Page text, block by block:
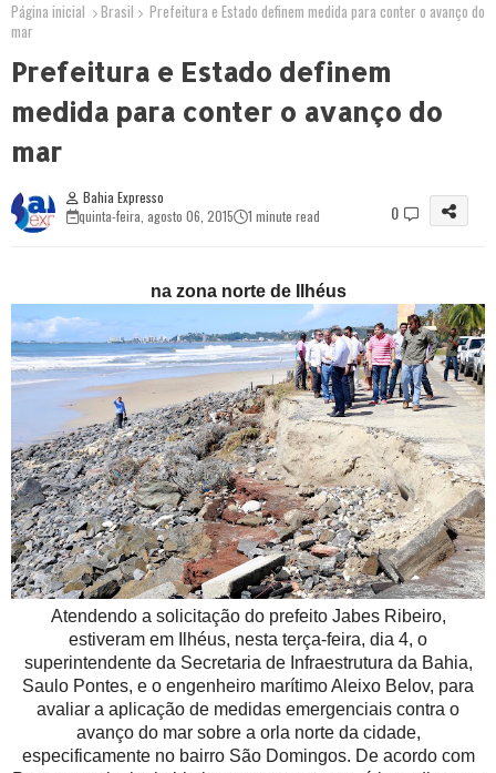
Página inicial Brasil
Prefeitura e Estado definem medida para conter o avanço do
mar
Prefeitura e Estado definem
medida para conter o avanço do
mar
Bahia Expresso
quinta-feira, agosto 06, 2015
1 minute read 0
na zona norte de Ilhéus
Atendendo a solicitação do prefeito Jabes Ribeiro,
estiveram em Ilhéus, nesta terça-feira, dia 4, o
superintendente da Secretaria de Infraestrutura da Bahia,
Saulo Pontes, e o engenheiro marítimo Aleixo Belov, para
avaliar a aplicação de medidas emergenciais contra o
avanço do mar sobre a orla norte da cidade,
especificamente no bairro São Domingos. De acordo com